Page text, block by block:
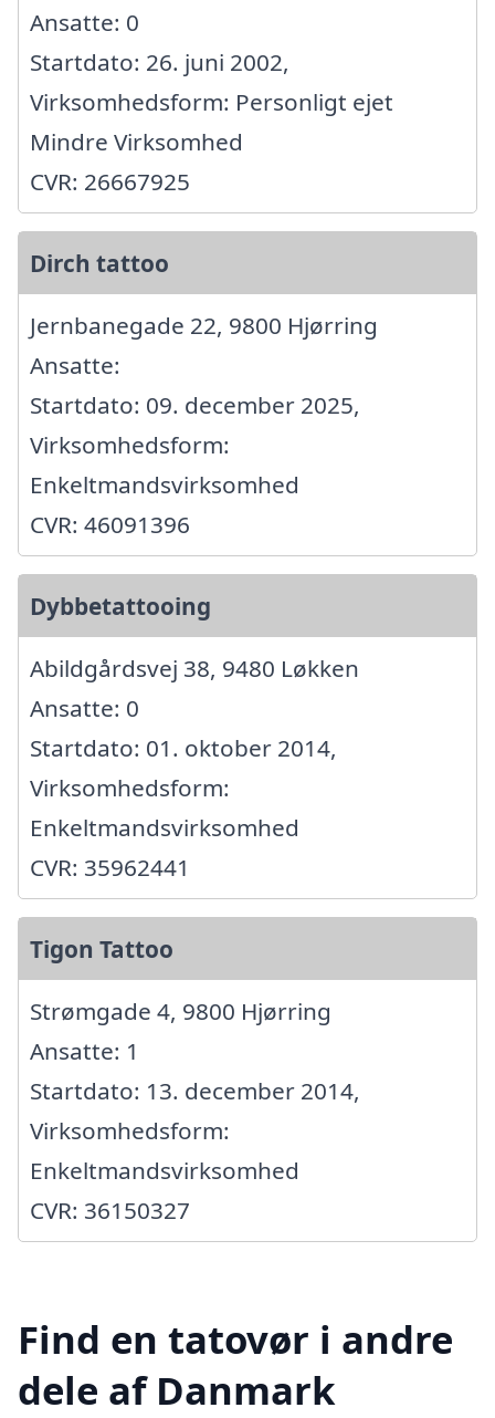
Ansatte: 0
Startdato: 26. juni 2002,
Virksomhedsform: Personligt ejet
Mindre Virksomhed
CVR: 26667925
Dirch tattoo
Jernbanegade 22, 9800 Hjørring
Ansatte:
Startdato: 09. december 2025,
Virksomhedsform:
Enkeltmandsvirksomhed
CVR: 46091396
Dybbetattooing
Abildgårdsvej 38, 9480 Løkken
Ansatte: 0
Startdato: 01. oktober 2014,
Virksomhedsform:
Enkeltmandsvirksomhed
CVR: 35962441
Tigon Tattoo
Strømgade 4, 9800 Hjørring
Ansatte: 1
Startdato: 13. december 2014,
Virksomhedsform:
Enkeltmandsvirksomhed
CVR: 36150327
Find en tatovør i andre
dele af Danmark